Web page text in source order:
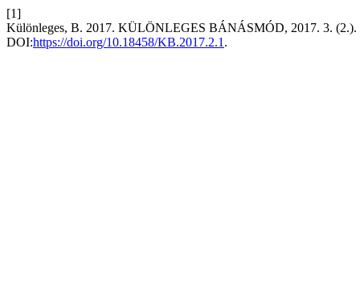
[1]
Különleges, B. 2017. KÜLÖNLEGES BÁNÁSMÓD, 2017. 3. (2.).
DOI:https://doi.org/10.18458/KB.2017.2.1 .